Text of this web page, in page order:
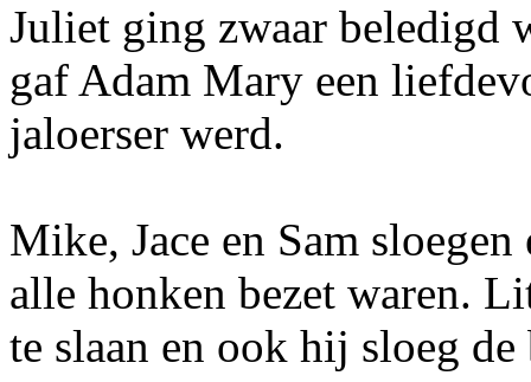
Juliet ging zwaar beledigd
gaf Adam Mary een
jaloerser werd.
Mike, Jace en Sam
alle honken bezet waren.
te slaan en ook hij sloeg